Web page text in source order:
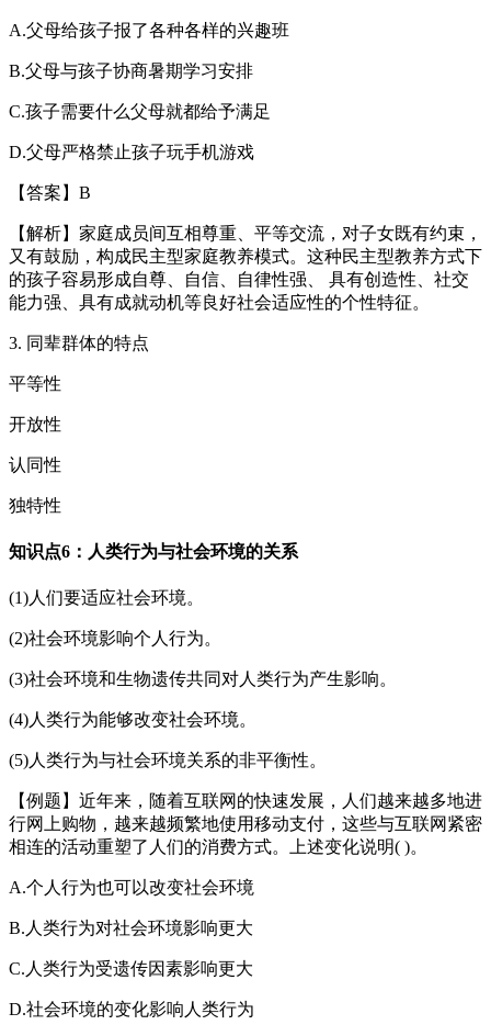
A.父母给孩子报了各种各样的兴趣班
B.父母与孩子协商暑期学习安排
C.孩子需要什么父母就都给予满足
D.父母严格禁止孩子玩手机游戏
【答案】B
【解析】家庭成员间互相尊重、平等交流，对子女既有约束，
又有鼓励，构成民主型家庭教养模式。这种民主型教养方式下
的孩子容易形成自尊、自信、自律性强、 具有创造性、社交
能力强、具有成就动机等良好社会适应性的个性特征。
3. 同辈群体的特点
平等性
开放性
认同性
独特性
知识点6：人类行为与社会环境的关系
(1)人们要适应社会环境。
(2)社会环境影响个人行为。
(3)社会环境和生物遗传共同对人类行为产生影响。
(4)人类行为能够改变社会环境。
(5)人类行为与社会环境关系的非平衡性。
【例题】近年来，随着互联网的快速发展，人们越来越多地进
行网上购物，越来越频繁地使用移动支付，这些与互联网紧密
相连的活动重塑了人们的消费方式。上述变化说明( )。
A.个人行为也可以改变社会环境
B.人类行为对社会环境影响更大
C.人类行为受遗传因素影响更大
D.社会环境的变化影响人类行为